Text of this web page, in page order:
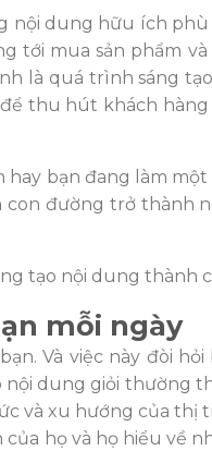
nội dung hữu ích
tới mua sản phẩm
là quá trình sáng
thu hút khách hàng
hay bạn đang làm
đường trở thành
tạo nội dung thành
n mỗi ngày
Và việc này đòi hỏi
nội dung giỏi thường
c và xu hướng của thị
họ và họ hiểu về